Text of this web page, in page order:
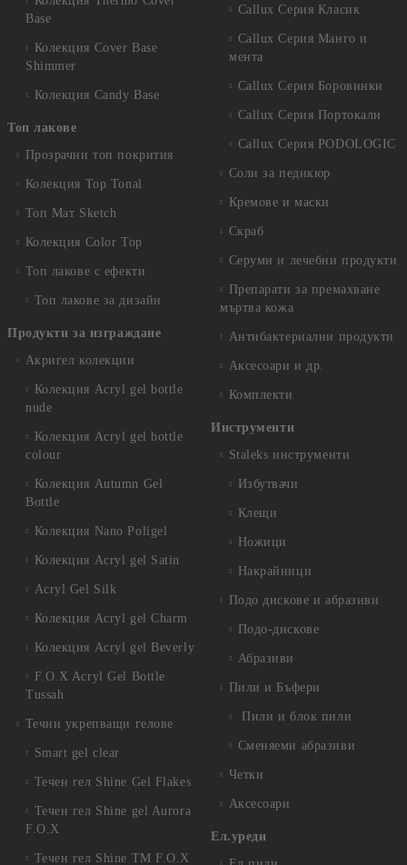
Base
Колекция Cover Base
Shimmer
Колекция Candy Base
Топ лакове
Прозрачни топ покрития
Колекция Top Tonal
Топ Мат Sketch
Колекция Color Top
Топ лакове с ефекти
Топ лакове за дизайн
Продукти за изграждане
Акригел колекции
Колекция Acryl gel bottle
nude
Колекция Acryl gel bottle
colour
Колекция Autumn Gel
Bottle
Колекция Nano Poligel
Колекция Acryl gel Satin
Acryl Gel Silk
Колекция Acryl gel Charm
Колекция Acryl gel Beverly
F.O.X Acryl Gel Bottle
Tussah
Течни укрепващи гелове
Smart gel clear
Течен гел Shine Gel Flakes
Течен гел Shine gel Aurora
F.O.X
Течен гел Shine TM F.O.X
Callux Серия Класик
Callux Серия Манго и
мента
Callux Серия Боровинки
Callux Серия Портокали
Callux Серия PODOLOGIC
Соли за педикюр
Кремове и маски
Скраб
Серуми и лечебни продукти
Препарати за премахване
мъртва кожа
Антибактериални продукти
Аксесоари и др.
Комплекти
Инструменти
Staleks инструменти
Избутвачи
Клещи
Ножици
Накрайници
Подо дискове и абразиви
Подо-дискове
Абразиви
Пили и Бъфери
Пили и блок пили
Сменяеми абразиви
Четки
Аксесоари
Ел.уреди